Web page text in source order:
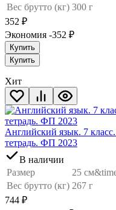
Вес брутто (кг) 300 г
352 ₽
Экономия -352 ₽
Купить
Купить
Хит
Английский язык. 7
тетрадь. ФП 2023
В наличии
Размер
25
Вес брутто (кг) 267 г
744 ₽